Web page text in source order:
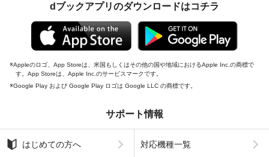
dブックアプリのダウンロードはコチラ
Appleのロゴ、App Storeは、米国もしくはその他の国や地域におけるApple Inc.の商標で
す。App Storeは、Apple Inc.のサービスマークです。
Google Play および Google Play ロゴは Google LLC の商標です。
サポート情報
はじめての方へ 対応機種一覧